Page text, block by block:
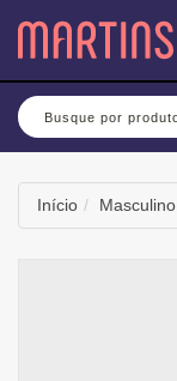
Busca
Início Masculino